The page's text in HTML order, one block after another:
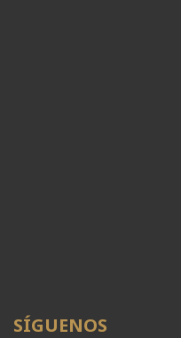
SÍGUENOS